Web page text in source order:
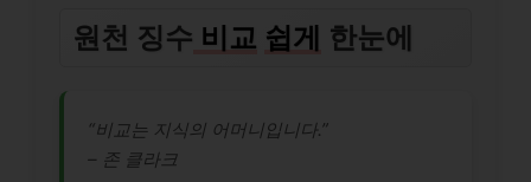
원천 징수 비교 쉽게 한눈에
“비교는 지식의 어머니입니다.”
– 존 클라크